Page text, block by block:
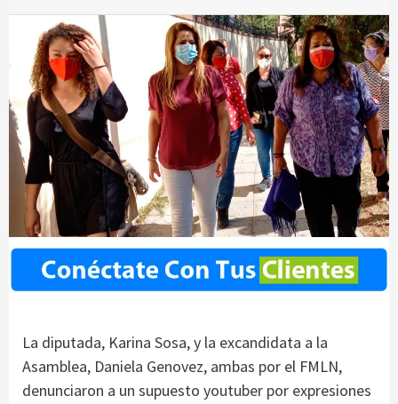
La diputada, Karina Sosa, y la excandidata a la
Asamblea, Daniela Genovez, ambas por el FMLN,
denunciaron a un supuesto youtuber por expresiones